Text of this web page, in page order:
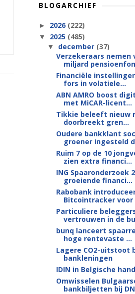
BLOGARCHIEF
► 2026 (222)
▼ 2025 (485)
▼ december (37)
Verzekeraars nemen
miljard
Financiële
fors in volatiele...
ABN AMRO boost
met MiCAR-licent...
Tikkie beleeft nieuw
doorbreekt gren...
Oudere bankklant
groener ingesteld
Ruim 7 op de 10
zien extra financi...
ING Spaaronderzoek
groeiende financi...
Rabobank
Bitcointracker voor
Particuliere
vertrouwen in de
bunq lanceert
hoge rentevaste ...
Lagere CO2-uitstoot
bankleningen
IDIN in Belgische
Omwisselen
bankbiljetten bij